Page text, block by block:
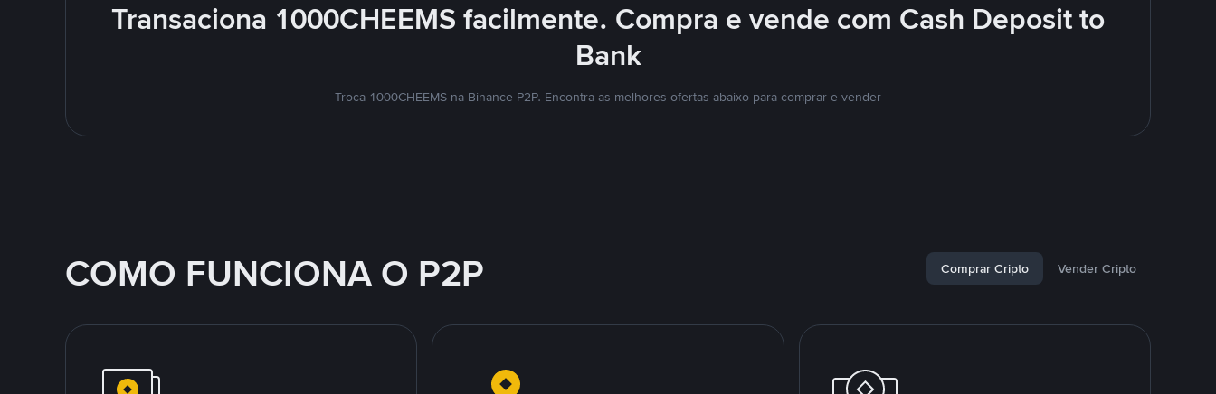
Transaciona 1000CHEEMS facilmente. Compra e vende com Cash Deposit to
Bank
Troca 1000CHEEMS na Binance P2P. Encontra as melhores ofertas abaixo para comprar e vender
COMO FUNCIONA O P2P Comprar Cripto Vender Cripto